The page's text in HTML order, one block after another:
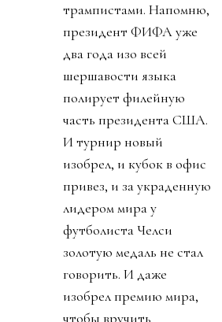
трампистами. Напомню,
президент ФИФА уже
два года изо всей
шершавости языка
полирует филейную
часть президента США.
И турнир новый
изобрел, и кубок в офис
привез, и за украденную
лидером мира у
футболиста Челси
золотую медаль не стал
говорить. И даже
изобрел премию мира,
чтобы вручить